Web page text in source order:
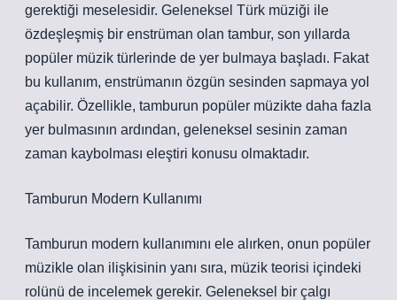
gerektiği meselesidir. Geleneksel Türk müziği ile
özdeşleşmiş bir enstrüman olan tambur, son yıllarda
popüler müzik türlerinde de yer bulmaya başladı. Fakat
bu kullanım, enstrümanın özgün sesinden sapmaya yol
açabilir. Özellikle, tamburun popüler müzikte daha fazla
yer bulmasının ardından, geleneksel sesinin zaman
zaman kaybolması eleştiri konusu olmaktadır.
Tamburun Modern Kullanımı
Tamburun modern kullanımını ele alırken, onun popüler
müzikle olan ilişkisinin yanı sıra, müzik teorisi içindeki
rolünü de incelemek gerekir. Geleneksel bir çalgı